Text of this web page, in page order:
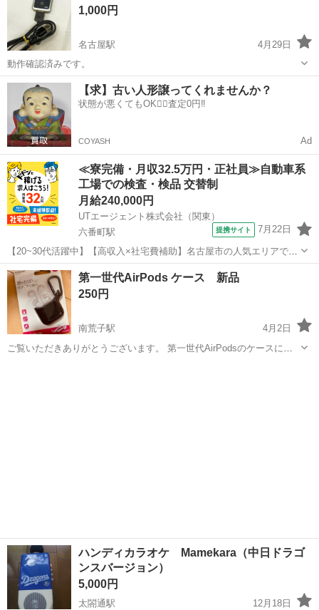
1,000円
名古屋駅
4月29日
動作確認済みです。
愛知 名古屋市 名古屋駅 ポータブルプレーヤー
WALKMAN
【求】古い人形譲ってくれませんか？
状態が悪くてもOK🙆‍♀️査定0円‼️
COYASH Ad
≪寮完備・月収32.5万円・正社員≫自動車系
工場での検査・検品 交替制
月給240,000円
UTエージェント株式会社（関東）
六番町駅
提携サイト 7月22日
【20~30代活躍中】【高収入×社宅費補助】名古屋市の人気エリアで住
み込み勤務！年間休日120日以上の大手企業でエンジンの組立・検査☆
未経験から正社員も目指せる！《JBAO1C》 詳細情報 ＼大手メーカー
での小型車用エンジ...
愛知 名古屋市 六番町駅 その他
第一世代AirPods ケース 新品
250円
南荒子駅
4月2日
ご覧いただきありがとうございます。 第一世代AirPodsのケースにな
ハンディカラオケ Mamekara（中日ドラゴ
ンスバージョン）
5,000円
太閤通駅
12月18日